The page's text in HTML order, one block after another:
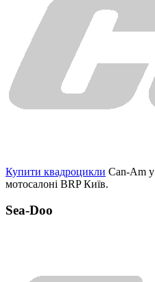
Купити квадроцикли Can-Am у
мотосалоні BRP Київ.
Sea-Doo